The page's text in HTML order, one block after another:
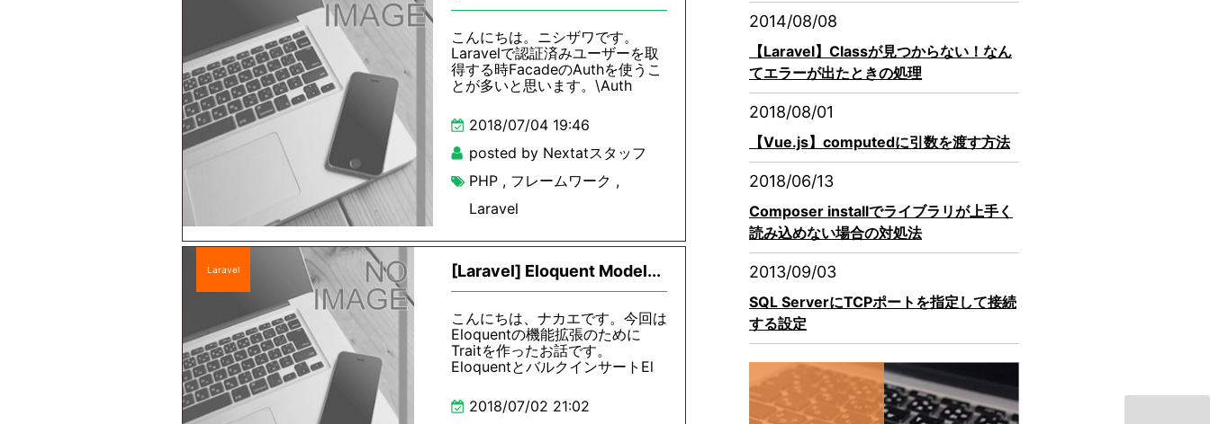
こんにちは。ニシザワです。
Laravelで認証済みユーザーを取
得する時FacadeのAuthを使うこ
とが多いと思います。\Auth
2018/07/04 19:46
posted by Nextatスタッフ
PHP , フレームワーク ,
Laravel
Laravel [Laravel] Eloquent Model...
こんにちは、ナカエです。今回は
Eloquentの機能拡張のために
Traitを作ったお話です。
EloquentとバルクインサートEl
2018/07/02 21:02
2014/08/08
【Laravel】Classが見つからない！なん
てエラーが出たときの処理
2018/08/01
【Vue.js】computedに引数を渡す方法
2018/06/13
Composer installでライブラリが上手く
読み込めない場合の対処法
2013/09/03
SQL ServerにTCPポートを指定して接続
する設定